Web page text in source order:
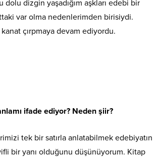
dizgin yaşadığım aşkları edebi bir
var olma nedenlerimden birisiydi.
çırpmaya devam ediyordu.
ifade ediyor? Neden şiir?
tek bir satırla anlatabilmek edebiyatın
bir yanı olduğunu düşünüyorum. Kitap